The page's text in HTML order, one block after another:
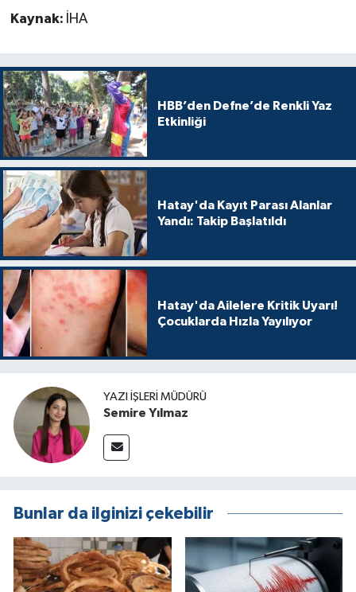
Kaynak: İHA
HBB’den Defne’de Renkli Yaz
Etkinliği
Hatay'da Kayıt Parası Alanlar
Yandı: Takip Başlatıldı
Hatay'da Ailelere Kritik Uyarı!
Çocuklarda Hızla Yayılıyor
YAZI İŞLERI MÜDÜRÜ
Semire Yılmaz
Bunlar da ilginizi çekebilir